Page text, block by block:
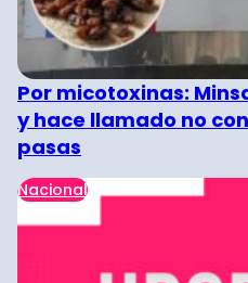
Por micotoxinas:
y hace llamado no
pasas
Nacional